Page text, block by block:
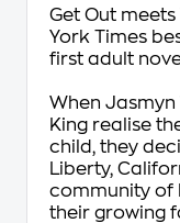
Get Out meets
York Times
first adult
When
King realise
child, they
Liberty,
community of
their growing